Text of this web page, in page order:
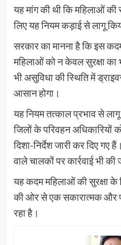
यह मांग की थी कि महिलाओं की
लिए यह नियम कड़ाई से लागू
सरकार का मानना है कि इस
महिलाओं को न केवल सुरक्षा का
भी असुविधा की स्थिति में
आसान होगा।
यह नियम तत्काल प्रभाव से
जिलों के परिवहन अधिकारियों
दिशा-निर्देश जारी कर दिए गए
वाले चालकों पर कार्रवाई भी की
यह कदम महिलाओं की सुरक्षा के
की ओर से एक सकारात्मक और
रहा है।